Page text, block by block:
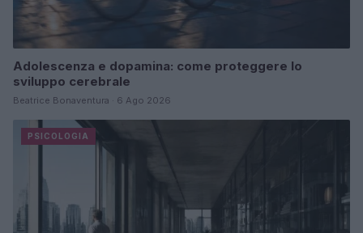
Adolescenza e dopamina: come proteggere lo
sviluppo cerebrale
Beatrice Bonaventura · 6 Ago 2026
PSICOLOGIA